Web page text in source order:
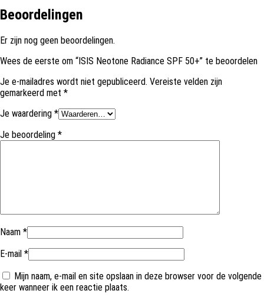
Beoordelingen
Er zijn nog geen beoordelingen.
Wees de eerste om “ISIS Neotone Radiance SPF 50+” te beoordelen
Je e-mailadres wordt niet gepubliceerd. Vereiste velden zijn
gemarkeerd met *
Je waardering *
Je beoordeling *
Naam *
E-mail *
Mijn naam, e-mail en site opslaan in deze browser voor de volgende
keer wanneer ik een reactie plaats.